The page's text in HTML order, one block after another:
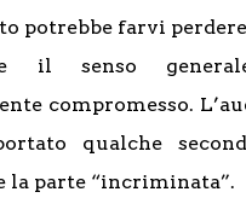
potrebbe farvi
il senso
compromesso.
qualche
la parte “incriminata”.